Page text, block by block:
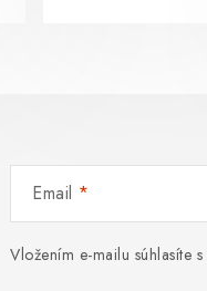
Email
Vložením e-mailu súhlasíte s